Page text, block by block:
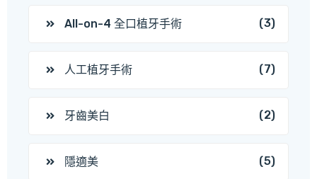
All-on-4 全口植牙手術 (3)
人工植牙手術 (7)
牙齒美白 (2)
隱適美 (5)